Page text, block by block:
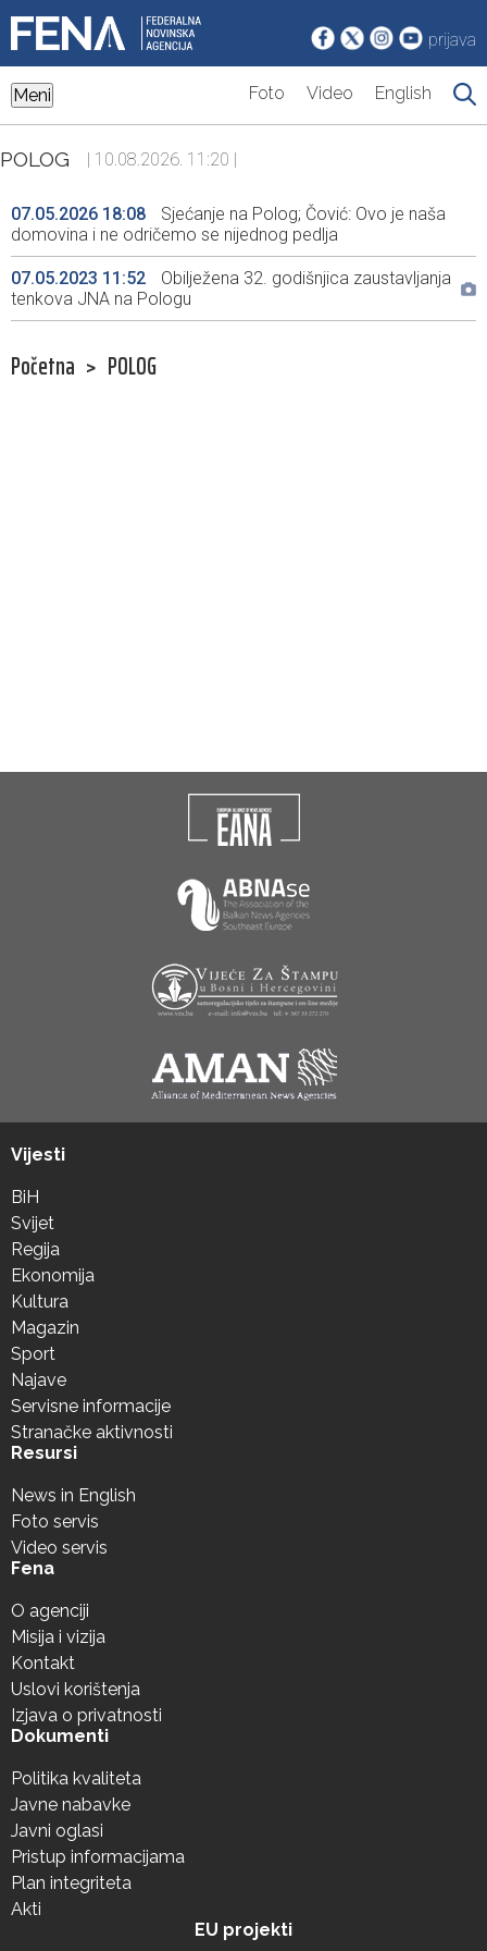
prijava
Meni Foto Video English
POLOG | 10.08.2026. 11:20 |
07.05.2026 18:08
Sjećanje na Polog; Čović: Ovo je naša
domovina i ne odričemo se nijednog pedlja
07.05.2023 11:52
Obilježena 32. godišnjica zaustavljanja
tenkova JNA na Pologu
Početna > POLOG
Vijesti
BiH
Svijet
Regija
Ekonomija
Kultura
Magazin
Sport
Najave
Servisne informacije
Stranačke aktivnosti
Resursi
News in English
Foto servis
Video servis
Fena
O agenciji
Misija i vizija
Kontakt
Uslovi korištenja
Izjava o privatnosti
Dokumenti
Politika kvaliteta
Javne nabavke
Javni oglasi
Pristup informacijama
Plan integriteta
Akti
EU projekti